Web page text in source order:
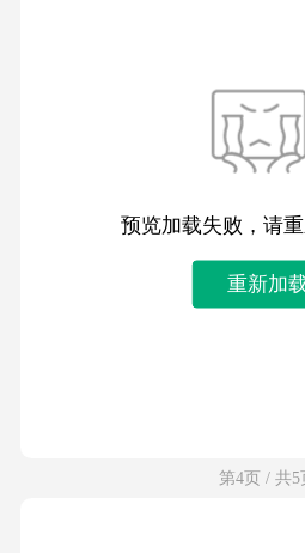
预览加载失败，请
重新加
第4页 / 共5